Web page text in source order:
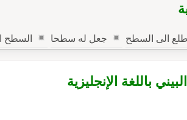
طلع الى السطح جعل له سطحا السطح
باللغة الإنجليزية